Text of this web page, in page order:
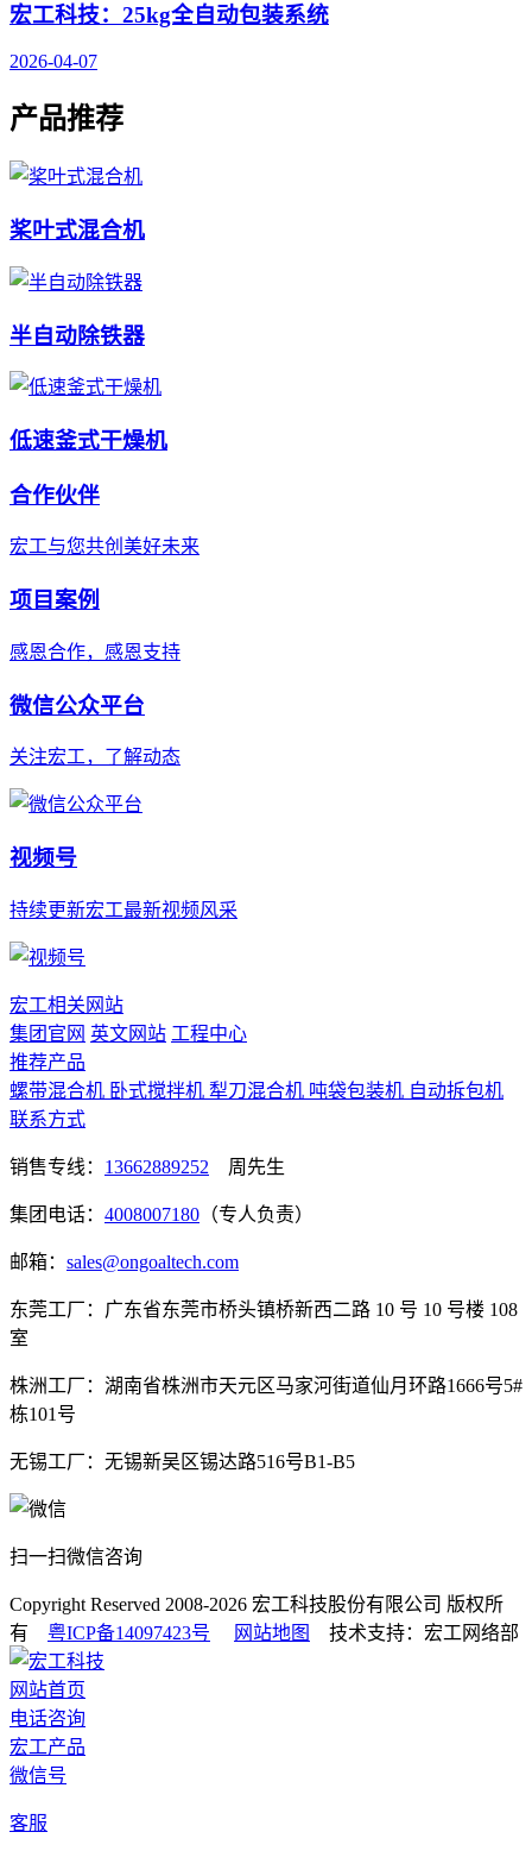
宏工科技：25kg全自动包装系统
2026-04-07
产品推荐
桨叶式混合机
半自动除铁器
低速釜式干燥机
合作伙伴
宏工与您共创美好未来
项目案例
感恩合作，感恩支持
微信公众平台
关注宏工，了解动态
视频号
持续更新宏工最新视频风采
宏工相关网站
集团官网 英文网站 工程中心
推荐产品
螺带混合机 卧式搅拌机 犁刀混合机 吨袋包装机 自动拆包机
联系方式
销售专线： 13662889252 周先生
集团电话： 4008007180 （专人负责）
邮箱： sales@ongoaltech.com
东莞工厂：广东省东莞市桥头镇桥新西二路 10 号 10 号楼 108
室
株洲工厂：湖南省株洲市天元区马家河街道仙月环路1666号5#
栋101号
无锡工厂：无锡新吴区锡达路516号B1-B5
扫一扫微信咨询
Copyright Reserved 2008-2026 宏工科技股份有限公司 版权所
有 粤ICP备14097423号 网站地图 技术支持：宏工网络部
网站首页
电话咨询
宏工产品
微信号
客服